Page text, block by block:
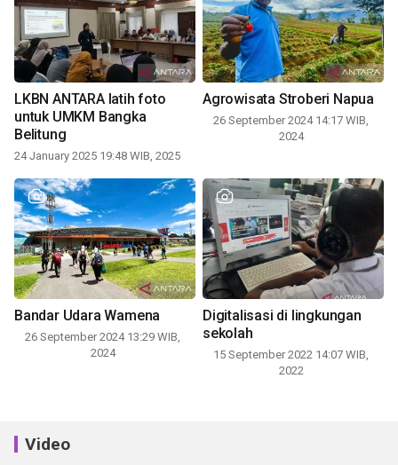
LKBN ANTARA latih foto
untuk UMKM Bangka
Belitung
24 January 2025 19:48 WIB, 2025
Agrowisata Stroberi Napua
26 September 2024 14:17 WIB,
2024
Bandar Udara Wamena
26 September 2024 13:29 WIB,
2024
Digitalisasi di lingkungan
sekolah
15 September 2022 14:07 WIB,
2022
Video